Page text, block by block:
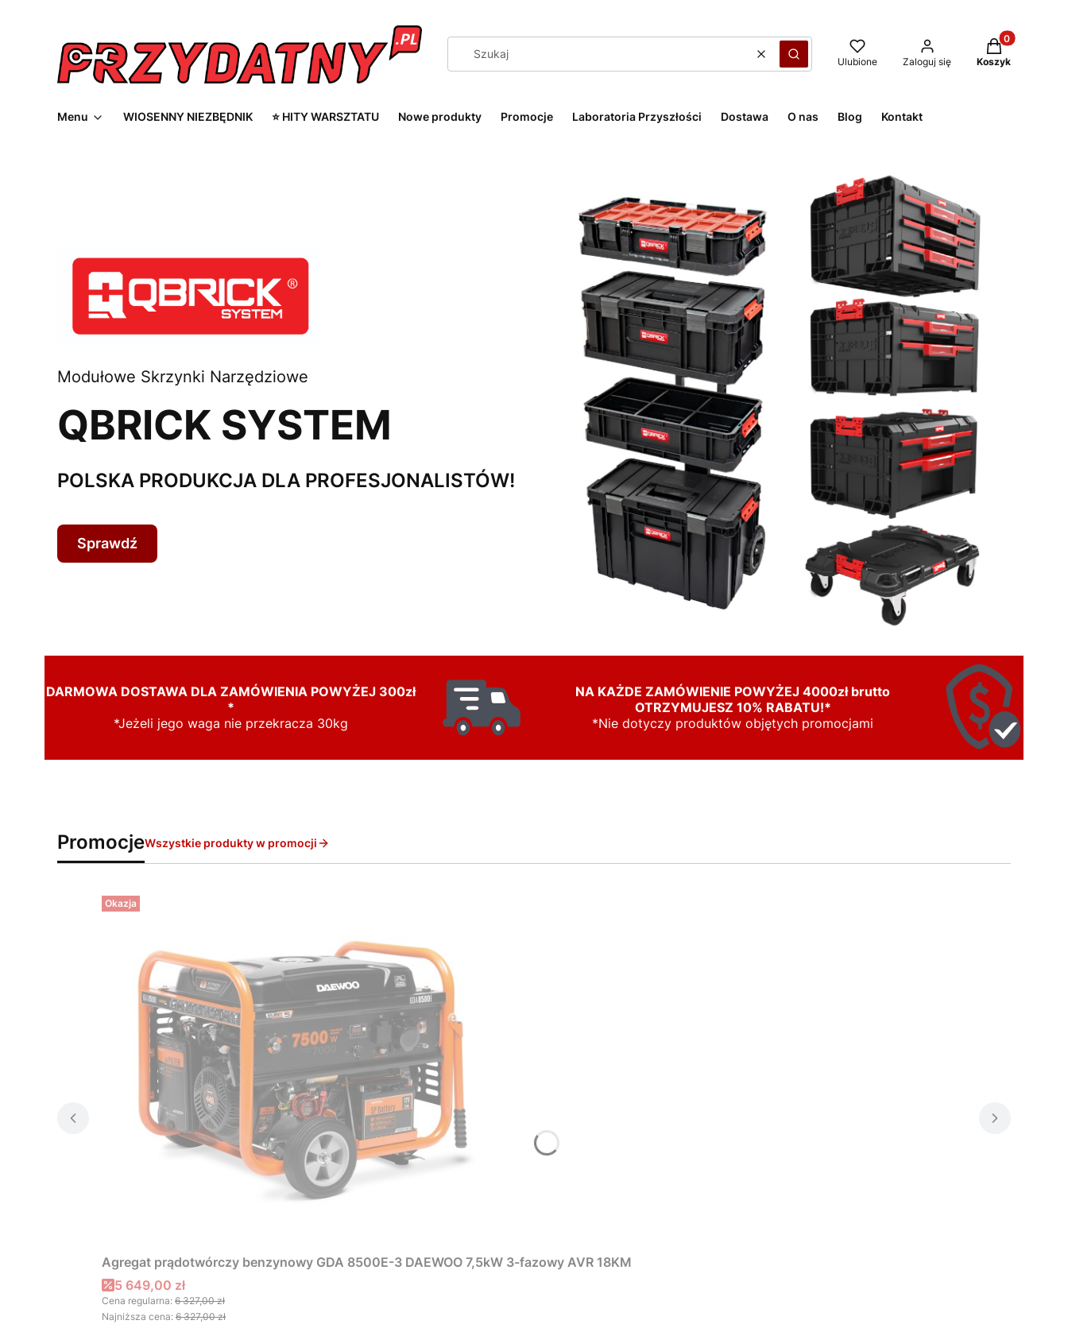
WyczyśćSzukaj Ulubione Zaloguj się
Produkty w
Koszyk
Menu WIOSENNY NIEZBĘDNIK ⭐ HITY WARSZTATU Nowe produkty Promocje Laboratoria Przyszłości Dostawa O nas Blog Kontakt
Modułowe Skrzynki Narzędziowe
QBRICK SYSTEM
POLSKA PRODUKCJA DLA PROFESJONALISTÓW!
Sprawdź
DARMOWA DOSTAWA DLA ZAMÓWIENIA POWYŻEJ 300zł
*
*Jeżeli jego waga nie przekracza 30kg
NA KAŻDE ZAMÓWIENIE POWYŻEJ 4000zł brutto
OTRZYMUJESZ 10% RABATU!*
*Nie dotyczy produktów objętych promocjami
PromocjeWszystkie produkty w promocji
Okazja
Agregat prądotwórczy benzynowy GDA 8500E-3 DAEWOO 7,5kW 3-fazowy AVR 18KM
Cena promocyjna
5 649,00 zł
Cena regularna: 6 327,00 zł
Najniższa cena: 6 327,00 zł